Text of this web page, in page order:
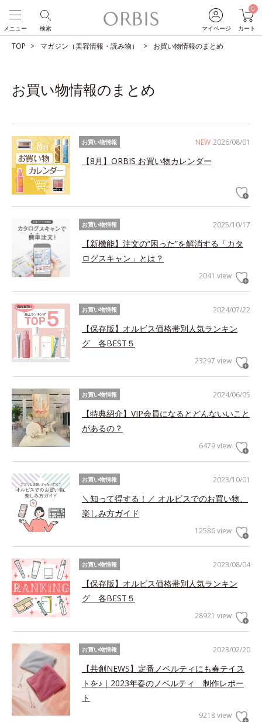
マイページ
0
カート
検索
メニュー
TOP マガジン（美容情報・読み物） お買い物情報のまとめ
お買い物情報のまとめ
NEW 2026/08/01
お買い物情報
【8月】ORBIS お買い物カレンダー
2025/10/17
お買い物情報
【新機能】注文の“困った”を解消する「カタ
ログスキャン」とは？
2041 view
2024/07/22
お買い物情報
【保存版】オルビス価格帯別人気ランキン
グ 各BEST５
23297 view
2024/06/05
お買い物情報
【特典紹介】VIP会員になるとどんないいこと
があるの？
6479 view
2023/10/01
お買い物情報
＼知って得する！／ オルビスでのお買い物、
楽しみ方ガイド
12586 view
2023/08/04
お買い物情報
【保存版】オルビス価格帯別人気ランキン
グ 各BEST５
28921 view
2023/02/20
お買い物情報
【共創NEWS】定番ノベルティにも春テイス
トを♪｜2023年春のノベルティ 制作レポー
ト
9218 view